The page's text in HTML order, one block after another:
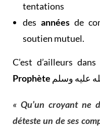
tentations
des années de
soutien mutuel.
C’est d’ailleurs
Prophète
« Qu’un croyant ne
déteste un de ses